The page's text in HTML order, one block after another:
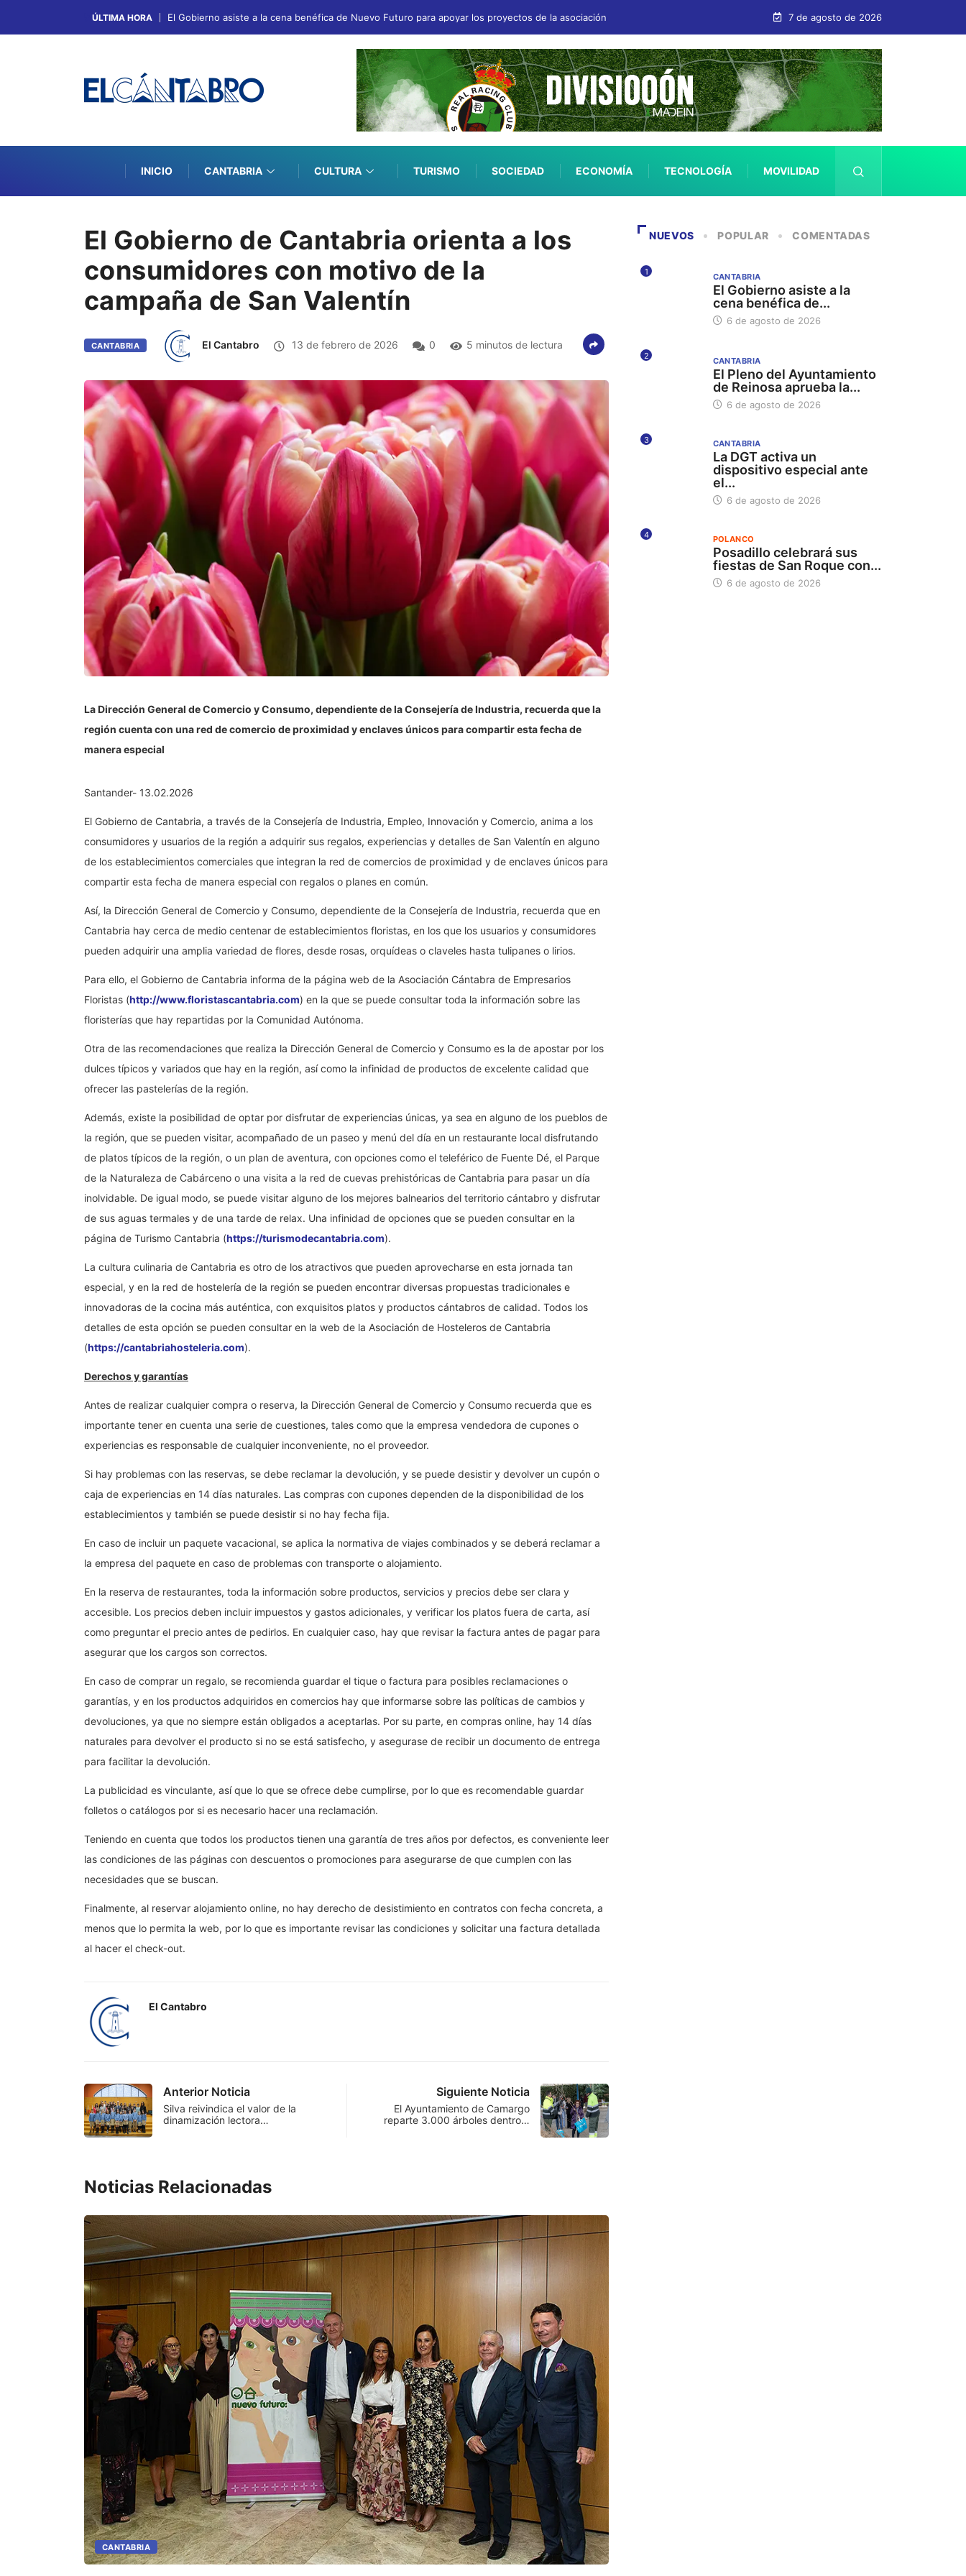
ÚLTIMA HORA El Gobierno asiste a la cena benéfica de Nuevo Futuro para apoyar los proyectos de la asociación 7 de agosto de 2026
INICIO CANTABRIA CULTURA TURISMO SOCIEDAD ECONOMÍA TECNOLOGÍA MOVILIDAD
El Gobierno de Cantabria orienta a los
consumidores con motivo de la
campaña de San Valentín
CANTABRIA El Cantabro 13 de febrero de 2026 0 5 minutos de lectura
La Dirección General de Comercio y Consumo, dependiente de la Consejería de Industria, recuerda que la
región cuenta con una red de comercio de proximidad y enclaves únicos para compartir esta fecha de
manera especial
Santander- 13.02.2026
El Gobierno de Cantabria, a través de la Consejería de Industria, Empleo, Innovación y Comercio, anima a los
consumidores y usuarios de la región a adquirir sus regalos, experiencias y detalles de San Valentín en alguno
de los establecimientos comerciales que integran la red de comercios de proximidad y de enclaves únicos para
compartir esta fecha de manera especial con regalos o planes en común.
Así, la Dirección General de Comercio y Consumo, dependiente de la Consejería de Industria, recuerda que en
Cantabria hay cerca de medio centenar de establecimientos floristas, en los que los usuarios y consumidores
pueden adquirir una amplia variedad de flores, desde rosas, orquídeas o claveles hasta tulipanes o lirios.
Para ello, el Gobierno de Cantabria informa de la página web de la Asociación Cántabra de Empresarios
Floristas (http://www.floristascantabria.com) en la que se puede consultar toda la información sobre las
floristerías que hay repartidas por la Comunidad Autónoma.
Otra de las recomendaciones que realiza la Dirección General de Comercio y Consumo es la de apostar por los
dulces típicos y variados que hay en la región, así como la infinidad de productos de excelente calidad que
ofrecer las pastelerías de la región.
Además, existe la posibilidad de optar por disfrutar de experiencias únicas, ya sea en alguno de los pueblos de
la región, que se pueden visitar, acompañado de un paseo y menú del día en un restaurante local disfrutando
de platos típicos de la región, o un plan de aventura, con opciones como el teleférico de Fuente Dé, el Parque
de la Naturaleza de Cabárceno o una visita a la red de cuevas prehistóricas de Cantabria para pasar un día
inolvidable. De igual modo, se puede visitar alguno de los mejores balnearios del territorio cántabro y disfrutar
de sus aguas termales y de una tarde de relax. Una infinidad de opciones que se pueden consultar en la
página de Turismo Cantabria (https://turismodecantabria.com).
La cultura culinaria de Cantabria es otro de los atractivos que pueden aprovecharse en esta jornada tan
especial, y en la red de hostelería de la región se pueden encontrar diversas propuestas tradicionales e
innovadoras de la cocina más auténtica, con exquisitos platos y productos cántabros de calidad. Todos los
detalles de esta opción se pueden consultar en la web de la Asociación de Hosteleros de Cantabria
(https://cantabriahosteleria.com).
Derechos y garantías
Antes de realizar cualquier compra o reserva, la Dirección General de Comercio y Consumo recuerda que es
importante tener en cuenta una serie de cuestiones, tales como que la empresa vendedora de cupones o
experiencias es responsable de cualquier inconveniente, no el proveedor.
Si hay problemas con las reservas, se debe reclamar la devolución, y se puede desistir y devolver un cupón o
caja de experiencias en 14 días naturales. Las compras con cupones dependen de la disponibilidad de los
establecimientos y también se puede desistir si no hay fecha fija.
En caso de incluir un paquete vacacional, se aplica la normativa de viajes combinados y se deberá reclamar a
la empresa del paquete en caso de problemas con transporte o alojamiento.
En la reserva de restaurantes, toda la información sobre productos, servicios y precios debe ser clara y
accesible. Los precios deben incluir impuestos y gastos adicionales, y verificar los platos fuera de carta, así
como preguntar el precio antes de pedirlos. En cualquier caso, hay que revisar la factura antes de pagar para
asegurar que los cargos son correctos.
En caso de comprar un regalo, se recomienda guardar el tique o factura para posibles reclamaciones o
garantías, y en los productos adquiridos en comercios hay que informarse sobre las políticas de cambios y
devoluciones, ya que no siempre están obligados a aceptarlas. Por su parte, en compras online, hay 14 días
naturales para devolver el producto si no se está satisfecho, y asegurase de recibir un documento de entrega
para facilitar la devolución.
La publicidad es vinculante, así que lo que se ofrece debe cumplirse, por lo que es recomendable guardar
folletos o catálogos por si es necesario hacer una reclamación.
Teniendo en cuenta que todos los productos tienen una garantía de tres años por defectos, es conveniente leer
las condiciones de las páginas con descuentos o promociones para asegurarse de que cumplen con las
necesidades que se buscan.
Finalmente, al reservar alojamiento online, no hay derecho de desistimiento en contratos con fecha concreta, a
menos que lo permita la web, por lo que es importante revisar las condiciones y solicitar una factura detallada
al hacer el check-out.
El Cantabro
Anterior Noticia
Silva reivindica el valor de la
dinamización lectora…
Siguiente Noticia
El Ayuntamiento de Camargo
reparte 3.000 árboles dentro…
Noticias Relacionadas
CANTABRIA
NUEVOS POPULAR COMENTADAS
1 CANTABRIA
El Gobierno asiste a la
cena benéfica de...
6 de agosto de 2026
2 CANTABRIA
El Pleno del Ayuntamiento
de Reinosa aprueba la...
6 de agosto de 2026
3 CANTABRIA
La DGT activa un
dispositivo especial ante
el...
6 de agosto de 2026
4 POLANCO
Posadillo celebrará sus
fiestas de San Roque con...
6 de agosto de 2026